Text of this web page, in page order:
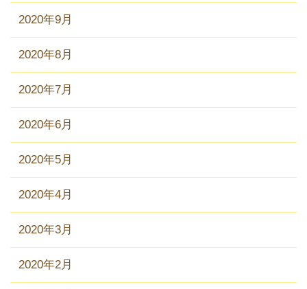
2020年9月
2020年8月
2020年7月
2020年6月
2020年5月
2020年4月
2020年3月
2020年2月